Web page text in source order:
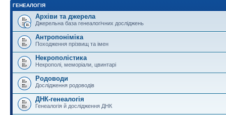
ГЕНЕАЛОГІЯ
Архіви та джерела
Джерельна база генеалогічних досліджень
Антропоніміка
Походження прізвищ та імен
Некрополістика
Некрополі, меморіали, цвинтарі
Родоводи
Дослідження родоводів
ДНК-генеалогія
Генеалогія й дослідження ДНК